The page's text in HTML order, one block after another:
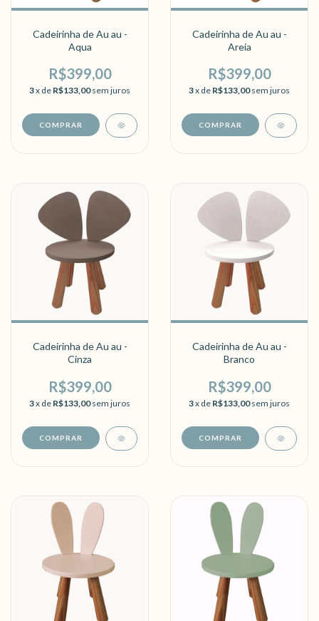
Cadeirinha de Au au -
Aqua
R$399,00
3x de R$133,00 sem juros
Cadeirinha de Au au -
Areia
R$399,00
3x de R$133,00 sem juros
Cadeirinha de Au au -
Cinza
R$399,00
3x de R$133,00 sem juros
Cadeirinha de Au au -
Branco
R$399,00
3x de R$133,00 sem juros